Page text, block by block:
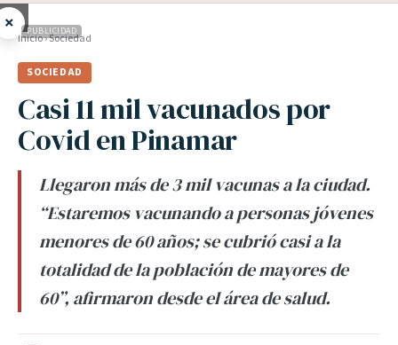
× PUBLICIDAD
Inicio›Sociedad
SOCIEDAD
Casi 11 mil vacunados por
Covid en Pinamar
Llegaron más de 3 mil vacunas a la ciudad.
“Estaremos vacunando a personas jóvenes
menores de 60 años; se cubrió casi a la
totalidad de la población de mayores de
60”, afirmaron desde el área de salud.